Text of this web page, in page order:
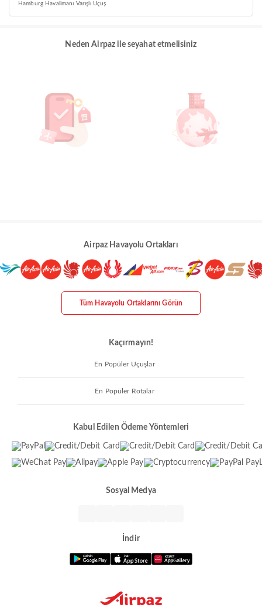
Hamburg Havalimanı Varışlı Uçuş
Neden Airpaz ile seyahat etmelisiniz
Airpaz Havayolu Ortakları
Tüm Havayolu Ortaklarını Görün
Kaçırmayın!
En Popüler Uçuşlar
En Popüler Rotalar
Kabul Edilen Ödeme Yöntemleri
Sosyal Medya
İndir